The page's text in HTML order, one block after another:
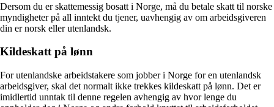
Dersom du er skattemessig bosatt i Norge, må du betale skatt til norske
myndigheter på all inntekt du tjener, uavhengig av om arbeidsgiveren
din er norsk eller utenlandsk.
Kildeskatt på lønn
For utenlandske arbeidstakere som jobber i Norge for en utenlandsk
arbeidsgiver, skal det normalt ikke trekkes kildeskatt på lønn. Det er
imidlertid unntak til denne regelen avhengig av hvor lenge du